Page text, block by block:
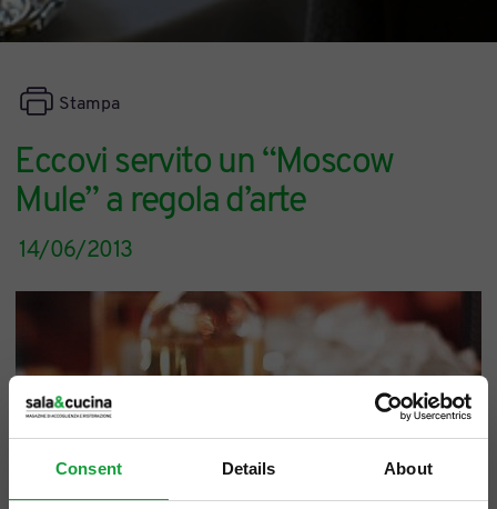
Consent Details About
Eccovi servito un “Moscow
Mule” a regola d’arte
Stampa
14/06/2013